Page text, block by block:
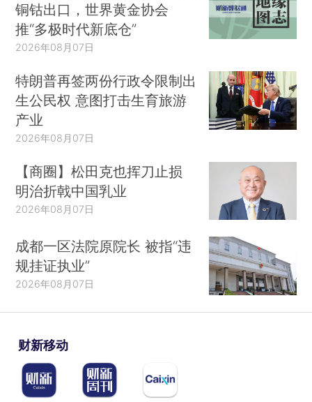
铜钴出口，世界黄金协会
推“多极时代新底仓”
2026年08月07日
特朗普再签两份行政令限制出
生公民权 意图打击生育旅游
产业
2026年08月07日
【商圈】松田克也挥刀止损
明治折戟中国乳业
2026年08月07日
成都一区法院原院长 被指“违
规挂证执业”
2026年08月07日
财新移动